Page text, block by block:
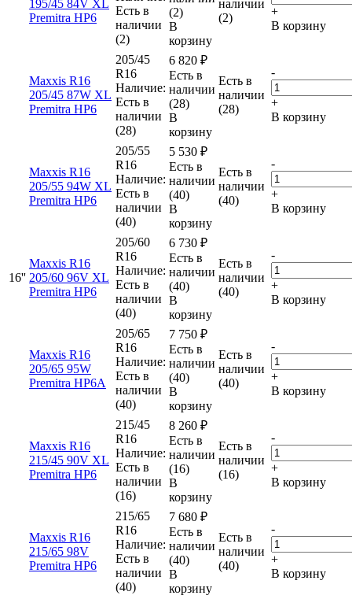
16''
195/45 84V XL
Premitra HP6
Есть в
наличии
(2)
(2)
В
корзину
наличии
(2)
+
В корзину
Maxxis R16
205/45 87W XL
Premitra HP6
205/45
R16
Наличие:
Есть в
наличии
(28)
6 820 ₽
Есть в
наличии
(28)
В
корзину
Есть в
наличии
(28)
-
+
В корзину
Maxxis R16
205/55 94W XL
Premitra HP6
205/55
R16
Наличие:
Есть в
наличии
(40)
5 530 ₽
Есть в
наличии
(40)
В
корзину
Есть в
наличии
(40)
-
+
В корзину
Maxxis R16
205/60 96V XL
Premitra HP6
205/60
R16
Наличие:
Есть в
наличии
(40)
6 730 ₽
Есть в
наличии
(40)
В
корзину
Есть в
наличии
(40)
-
+
В корзину
Maxxis R16
205/65 95W
Premitra HP6A
205/65
R16
Наличие:
Есть в
наличии
(40)
7 750 ₽
Есть в
наличии
(40)
В
корзину
Есть в
наличии
(40)
-
+
В корзину
Maxxis R16
215/45 90V XL
Premitra HP6
215/45
R16
Наличие:
Есть в
наличии
(16)
8 260 ₽
Есть в
наличии
(16)
В
корзину
Есть в
наличии
(16)
-
+
В корзину
Maxxis R16
215/65 98V
Premitra HP6
215/65
R16
Наличие:
Есть в
наличии
(40)
7 680 ₽
Есть в
наличии
(40)
В
корзину
Есть в
наличии
(40)
-
+
В корзину